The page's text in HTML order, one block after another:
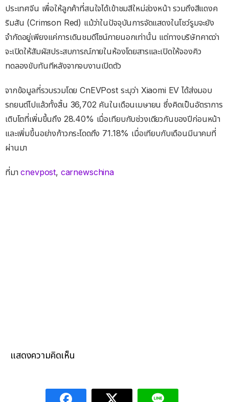
ประเทศจีน เพื่อให้ลูกค้าที่สนใจได้เข้าชมสีใหม่ล่วงหน้า รวมถึงสีแดงค
ริมสัน (Crimson Red) แม้ว่าในปัจจุบันการจัดแสดงในโชว์รูมจะยัง
จำกัดอยู่เพียงแค่การเดินชมดีไซน์ภายนอกเท่านั้น แต่ทางบริษัทคาดว่า
จะเปิดให้สัมผัสประสบการณ์ภายในห้องโดยสารและเปิดให้จองคิว
ทดลองขับทันทีหลังจากจบงานเปิดตัว
จากข้อมูลที่รวบรวมโดย CnEVPost ระบุว่า Xiaomi EV ได้ส่งมอบ
รถยนต์ไปแล้วทั้งสิ้น 36,702 คันในเดือนเมษายน ซึ่งคิดเป็นอัตราการ
เติบโตที่เพิ่มขึ้นถึง 28.40% เมื่อเทียบกับช่วงเดียวกันของปีก่อนหน้า
และเพิ่มขึ้นอย่างก้าวกระโดดถึง 71.18% เมื่อเทียบกับเดือนมีนาคมที่
ผ่านมา
ที่มาcnevpost, carnewschina
แสดงความคิดเห็น